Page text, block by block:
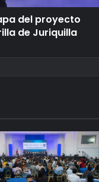
del proyecto
de Juriquilla